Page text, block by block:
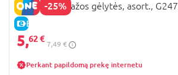
-25%
E-KAINA
PLAY-DOH mažos gėlytės, asort.,
5,62 €
7,49 €
Perkant papildomą prekę internetu